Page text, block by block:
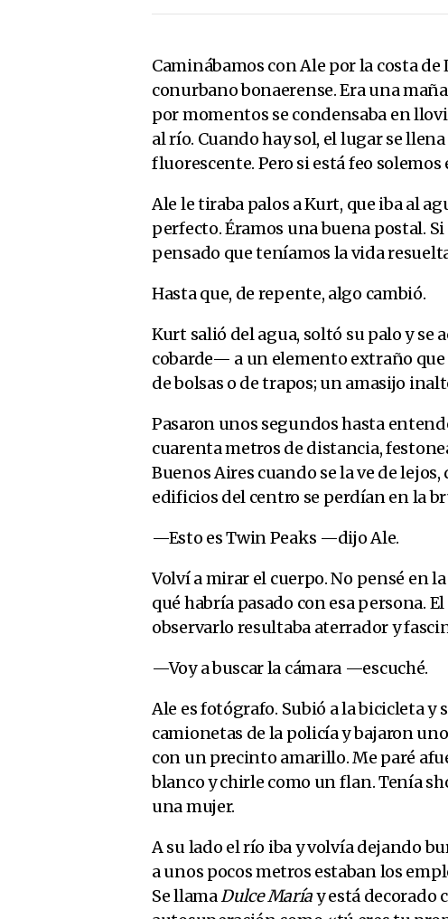
Caminábamos con Ale por la costa
conurbano bonaerense. Era una
por momentos se condensaba en
al río. Cuando hay sol, el lugar se
fluorescente. Pero si está feo
Ale le tiraba palos a Kurt, que iba al
perfecto. Éramos una buena postal.
pensado que teníamos la vida
Hasta que, de repente, algo cambió.
Kurt salió del agua, soltó su palo y
cobarde— a un elemento extraño
de bolsas o de trapos; un amasijo
Pasaron unos segundos hasta
cuarenta metros de distancia,
Buenos Aires cuando se la ve de
edificios del centro se perdían en la
—Esto es Twin Peaks —dijo Ale.
Volví a mirar el cuerpo. No pensé en
qué habría pasado con esa persona.
observarlo resultaba aterrador y
—Voy a buscar la cámara —escuché.
Ale es fotógrafo. Subió a la bicicleta y
camionetas de la policía y bajaron
con un precinto amarillo. Me paré
blanco y chirle como un flan. Tenía
una mujer.
A su lado el río iba y volvía dejando
a unos pocos metros estaban los
Se llamaDulce Maríay está decorado